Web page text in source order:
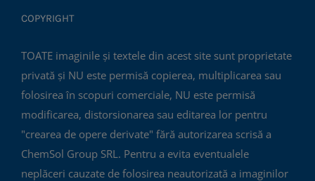
COPYRIGHT
TOATE imaginile și textele din acest site sunt proprietate
privată și NU este permisă copierea, multiplicarea sau
folosirea în scopuri comerciale, NU este permisă
modificarea, distorsionarea sau editarea lor pentru
"crearea de opere derivate" fără autorizarea scrisă a
ChemSol Group SRL. Pentru a evita eventualele
neplăceri cauzate de folosirea neautorizată a imaginilor